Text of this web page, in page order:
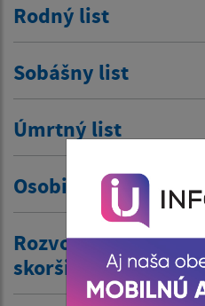
Rodný list
Sobášny list
Úmrtný list
Osobitná matrika
Rozvod
skoršieho